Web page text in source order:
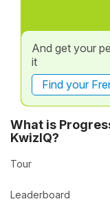
And get your
it
Find your
What is
KwizIQ?
Tour
Leaderboard